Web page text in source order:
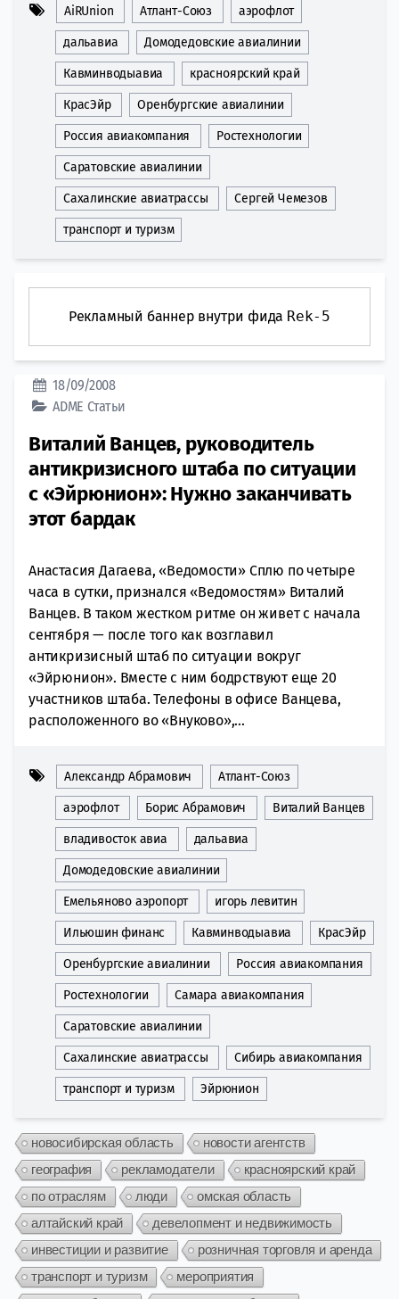
AiRUnion Атлант-Союз аэрофлот
дальавиа Домодедовские авиалинии
Кавминводыавиа красноярский край
КрасЭйр Оренбургские авиалинии
Россия авиакомпания Ростехнологии
Саратовские авиалинии
Сахалинские авиатрассы Сергей Чемезов
транспорт и туризм
Рекламный баннер внутри фида Rek-5
18/09/2008
ADME Статьи
Виталий Ванцев, руководитель
антикризисного штаба по ситуации
с «Эйрюнион»: Нужно заканчивать
этот бардак
Анастасия Дагаева, «Ведомости» Сплю по четыре
часа в сутки, признался «Ведомостям» Виталий
Ванцев. В таком жестком ритме он живет с начала
сентября — после того как возглавил
антикризисный штаб по ситуации вокруг
«Эйрюнион». Вместе с ним бодрствуют еще 20
участников штаба. Телефоны в офисе Ванцева,
расположенного во «Внуково»,...
Александр Абрамович Атлант-Союз
аэрофлот Борис Абрамович Виталий Ванцев
владивосток авиа дальавиа
Домодедовские авиалинии
Емельяново аэропорт игорь левитин
Ильюшин финанс Кавминводыавиа КрасЭйр
Оренбургские авиалинии Россия авиакомпания
Ростехнологии Самара авиакомпания
Саратовские авиалинии
Сахалинские авиатрассы Сибирь авиакомпания
транспорт и туризм Эйрюнион
новосибирская область
новости агентств
география
рекламодатели
красноярский край
по отраслям
люди
омская область
алтайский край
девелопмент и недвижимость
инвестиции и развитие
розничная торговля и аренда
транспорт и туризм
мероприятия